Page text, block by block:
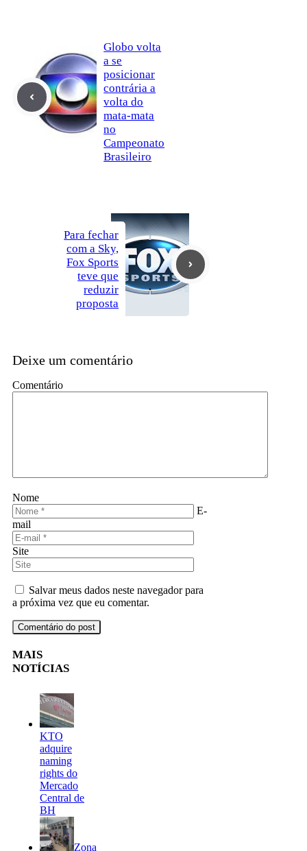
Globo volta
a se
posicionar
contrária a
volta do
mata-mata
no
Campeonato
Brasileiro
Para fechar
com a Sky,
Fox Sports
teve que
reduzir
proposta
Deixe um comentário
Comentário
Nome
E-
mail
Site
Salvar meus dados neste navegador para
a próxima vez que eu comentar.
MAIS
NOTÍCIAS
KTO
adquire
naming
rights do
Mercado
Central de
BH
Zona